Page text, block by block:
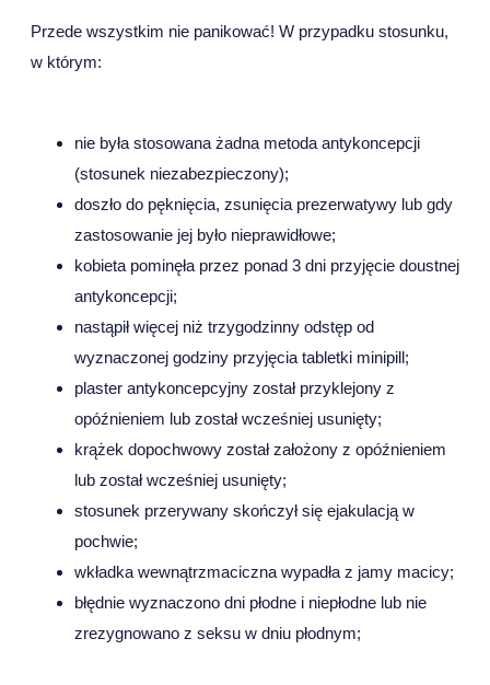
Przede wszystkim nie panikować! W przypadku stosunku,
w którym:
nie była stosowana żadna metoda antykoncepcji
(stosunek niezabezpieczony);
doszło do pęknięcia, zsunięcia prezerwatywy lub gdy
zastosowanie jej było nieprawidłowe;
kobieta pominęła przez ponad 3 dni przyjęcie doustnej
antykoncepcji;
nastąpił więcej niż trzygodzinny odstęp od
wyznaczonej godziny przyjęcia tabletki minipill;
plaster antykoncepcyjny został przyklejony z
opóźnieniem lub został wcześniej usunięty;
krążek dopochwowy został założony z opóźnieniem
lub został wcześniej usunięty;
stosunek przerywany skończył się ejakulacją w
pochwie;
wkładka wewnątrzmaciczna wypadła z jamy macicy;
błędnie wyznaczono dni płodne i niepłodne lub nie
zrezygnowano z seksu w dniu płodnym;